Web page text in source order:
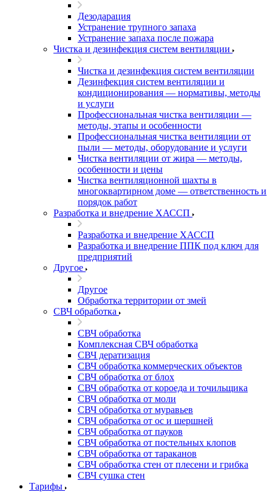
Дезодарация
Устранение трупного запаха
Устранение запаха после пожара
Чистка и дезинфекция систем вентиляции
Чистка и дезинфекция систем вентиляции
Дезинфекция систем вентиляции и
кондиционирования — нормативы, методы
и услуги
Профессиональная чистка вентиляции —
методы, этапы и особенности
Профессиональная чистка вентиляции от
пыли — методы, оборудование и услуги
Чистка вентиляции от жира — методы,
особенности и цены
Чистка вентиляционной шахты в
многоквартирном доме — ответственность и
порядок работ
Разработка и внедрение ХАССП
Разработка и внедрение ХАССП
Разработка и внедрение ППК под ключ для
предприятий
Другое
Другое
Обработка территории от змей
СВЧ обработка
СВЧ обработка
Комплексная СВЧ обработка
СВЧ дератизация
СВЧ обработка коммерческих объектов
СВЧ обработка от блох
СВЧ обработка от короеда и точильщика
СВЧ обработка от моли
СВЧ обработка от муравьев
СВЧ обработка от ос и шершней
СВЧ обработка от пауков
СВЧ обработка от постельных клопов
СВЧ обработка от тараканов
СВЧ обработка стен от плесени и грибка
СВЧ сушка стен
Тарифы